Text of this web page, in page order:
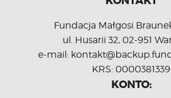
Fundacja Małgosi
ul. Husarii 32, 02-951
e-mail:
KRS: 0000381339
KONTO: